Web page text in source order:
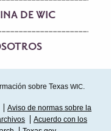
DE WIC
sobre Texas WIC
Aviso de normas sobre la
Acuerdo con los